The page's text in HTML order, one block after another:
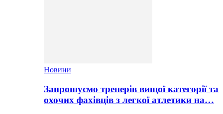
Новини
Запрошуємо тренерів вищої категорії та
охочих фахівців з легкої атлетики на…